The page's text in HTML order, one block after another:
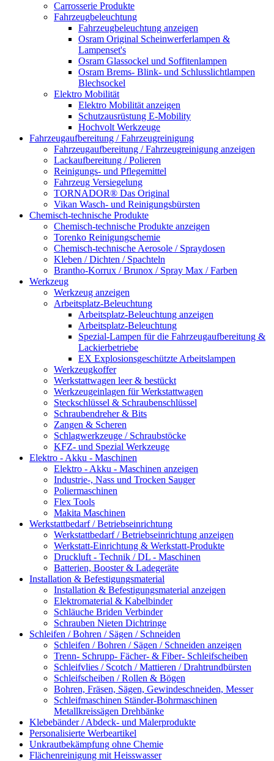
Carrosserie Produkte
Fahrzeugbeleuchtung
Fahrzeugbeleuchtung anzeigen
Osram Original Scheinwerferlampen &
Lampenset's
Osram Glassockel und Soffitenlampen
Osram Brems- Blink- und Schlusslichtlampen
Blechsockel
Elektro Mobilität
Elektro Mobilität anzeigen
Schutzausrüstung E-Mobility
Hochvolt Werkzeuge
Fahrzeugaufbereitung / Fahrzeugreinigung
Fahrzeugaufbereitung / Fahrzeugreinigung anzeigen
Lackaufbereitung / Polieren
Reinigungs- und Pflegemittel
Fahrzeug Versiegelung
TORNADOR® Das Original
Vikan Wasch- und Reinigungsbürsten
Chemisch-technische Produkte
Chemisch-technische Produkte anzeigen
Torenko Reinigungschemie
Chemisch-technische Aerosole / Spraydosen
Kleben / Dichten / Spachteln
Brantho-Korrux / Brunox / Spray Max / Farben
Werkzeug
Werkzeug anzeigen
Arbeitsplatz-Beleuchtung
Arbeitsplatz-Beleuchtung anzeigen
Arbeitsplatz-Beleuchtung
Spezial-Lampen für die Fahrzeugaufbereitung &
Lackierbetriebe
EX Explosionsgeschützte Arbeitslampen
Werkzeugkoffer
Werkstattwagen leer & bestückt
Werkzeugeinlagen für Werkstattwagen
Steckschlüssel & Schraubenschlüssel
Schraubendreher & Bits
Zangen & Scheren
Schlagwerkzeuge / Schraubstöcke
KFZ- und Spezial Werkzeuge
Elektro - Akku - Maschinen
Elektro - Akku - Maschinen anzeigen
Industrie-, Nass und Trocken Sauger
Poliermaschinen
Flex Tools
Makita Maschinen
Werkstattbedarf / Betriebseinrichtung
Werkstattbedarf / Betriebseinrichtung anzeigen
Werkstatt-Einrichtung & Werkstatt-Produkte
Druckluft - Technik / DL - Maschinen
Batterien, Booster & Ladegeräte
Installation & Befestigungsmaterial
Installation & Befestigungsmaterial anzeigen
Elektromaterial & Kabelbinder
Schläuche Briden Verbinder
Schrauben Nieten Dichtringe
Schleifen / Bohren / Sägen / Schneiden
Schleifen / Bohren / Sägen / Schneiden anzeigen
Trenn- Schrupp- Fächer- & Fiber- Schleifscheiben
Schleifvlies / Scotch / Mattieren / Drahtrundbürsten
Schleifscheiben / Rollen & Bögen
Bohren, Fräsen, Sägen, Gewindeschneiden, Messer
Schleifmaschinen Ständer-Bohrmaschinen
Metallkreissägen Drehbänke
Klebebänder / Abdeck- und Malerprodukte
Personalisierte Werbeartikel
Unkrautbekämpfung ohne Chemie
Flächenreinigung mit Heisswasser